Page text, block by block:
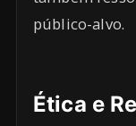
público-alvo.
Ética e